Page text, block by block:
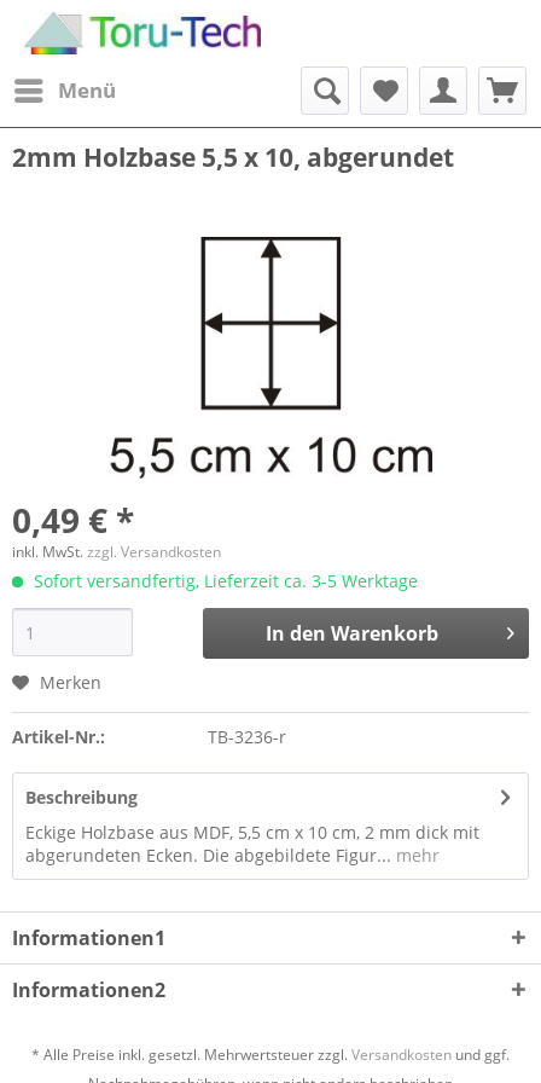
Menü
2mm Holzbase 5,5 x 10, abgerundet
0,49 € *
inkl. MwSt.zzgl. Versandkosten
Sofort versandfertig, Lieferzeit ca. 3-5 Werktage
In den Warenkorb
Merken
Artikel-Nr.: TB-3236-r
Beschreibung
Eckige Holzbase aus MDF, 5,5 cm x 10 cm, 2 mm dick mit
abgerundeten Ecken. Die abgebildete Figur... mehr
Informationen1
Informationen2
* Alle Preise inkl. gesetzl. Mehrwertsteuer zzgl.Versandkosten und ggf.